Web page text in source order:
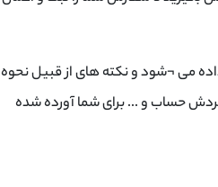
می ¬شود و نکته های از قبیل نحوه
گردش حساب و ... برای شما آورده شده